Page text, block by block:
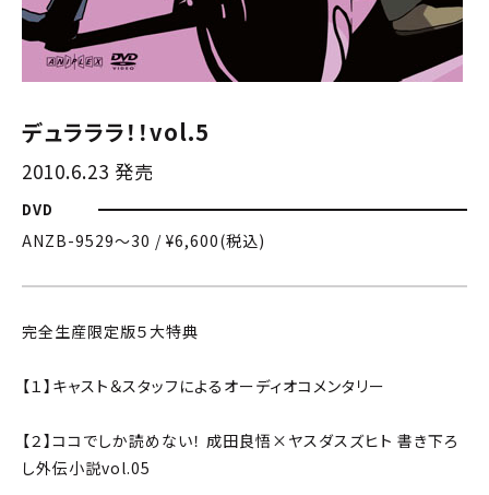
デュラララ！！vol.5
2010.6.23 発売
DVD
ANZB-9529〜30 / ¥6,600(税込)
完全生産限定版５大特典
【１】キャスト＆スタッフによるオーディオコメンタリー
【２】ココでしか読めない！ 成田良悟×ヤスダスズヒト 書き下ろ
し外伝小説vol.05